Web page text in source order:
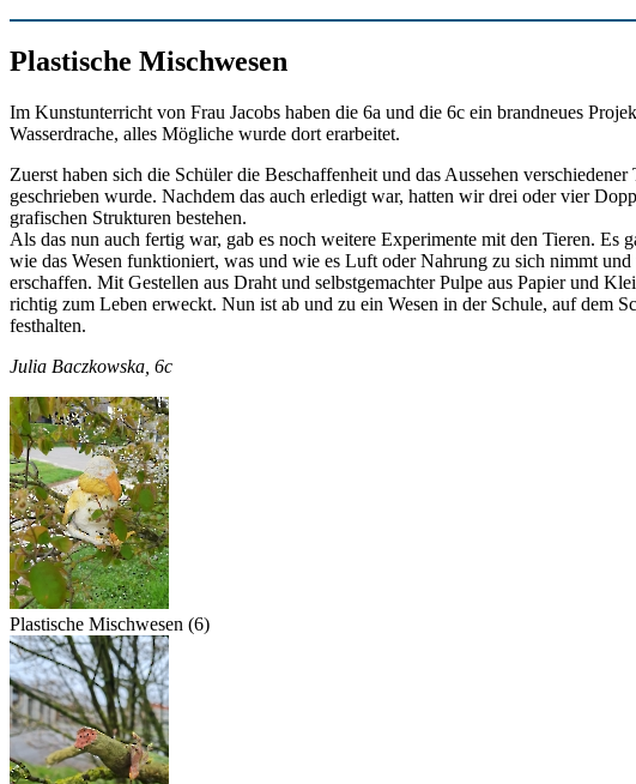
Plastische Mischwesen
Im Kunstunterricht von Frau Jacobs haben die 6a und die 6c ein brandneues
Wasserdrache, alles Mögliche wurde dort erarbeitet.
Zuerst haben sich die Schüler die Beschaffenheit und das Aussehen
geschrieben wurde. Nachdem das auch erledigt war, hatten wir drei oder vier
grafischen Strukturen bestehen.
Als das nun auch fertig war, gab es noch weitere Experimente mit den Tieren. Es
wie das Wesen funktioniert, was und wie es Luft oder Nahrung zu sich nimmt
erschaffen. Mit Gestellen aus Draht und selbstgemachter Pulpe aus Papier und
richtig zum Leben erweckt. Nun ist ab und zu ein Wesen in der Schule, auf dem
festhalten.
Julia Baczkowska, 6c
Plastische Mischwesen (6)